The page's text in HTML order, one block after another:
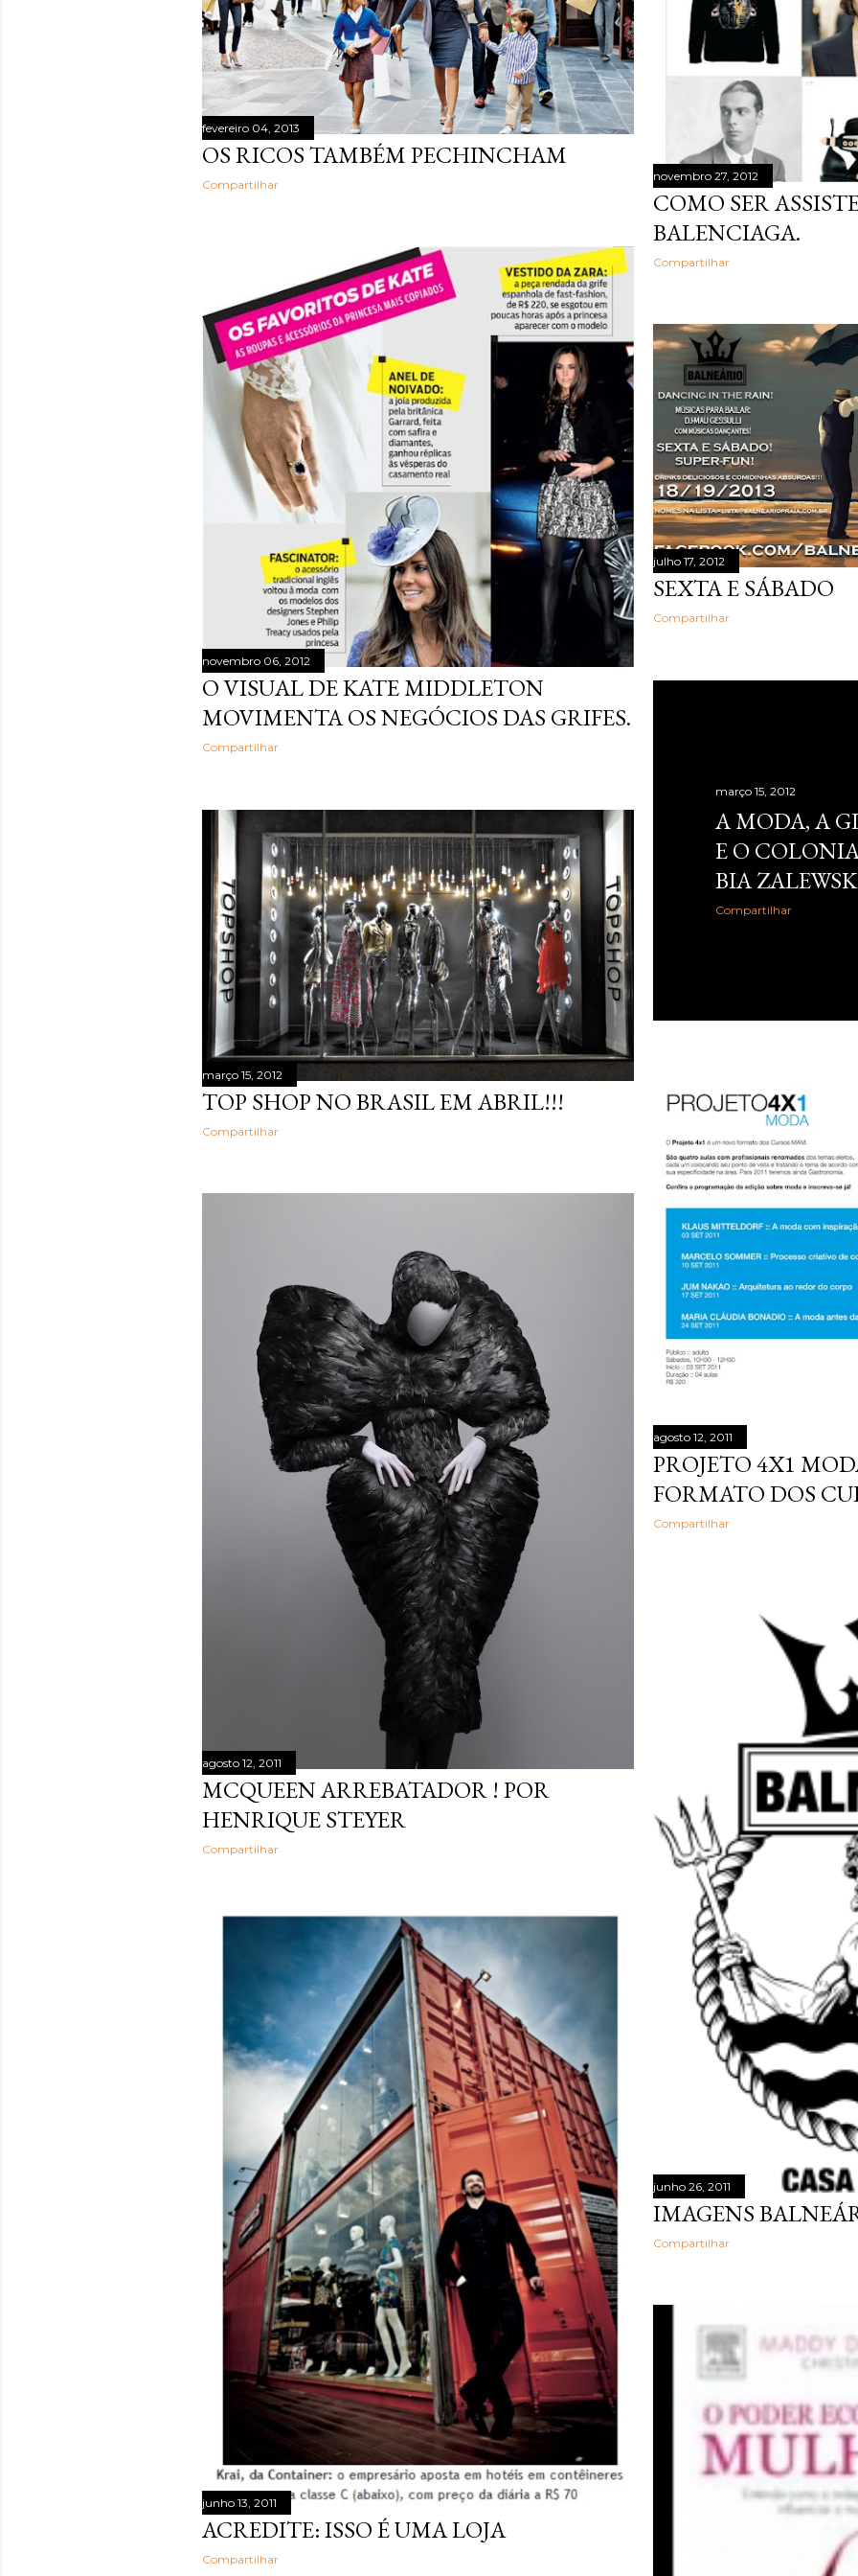
atribuíram sua
se...
fevereiro 04, 2013
OS RICOS TAMBÉM PECHINCHAM
Compartilhar
novembro 27, 2012
COMO SER
BALENCIAGA.
Compartilhar
novembro 06, 2012
O VISUAL DE KATE MIDDLETON
MOVIMENTA OS NEGÓCIOS DAS GRIFES.
Compartilhar
julho 17, 2012
SEXTA E SÁBADO
Compartilhar
março 15, 2012
A MODA, A
E O
BIA
Compartilhar
março 15, 2012
TOP SHOP NO BRASIL EM ABRIL!!!
Compartilhar
agosto 12, 2011
PROJETO 4X1
FORMATO DOS
Compartilhar
agosto 12, 2011
MCQUEEN ARREBATADOR ! POR
HENRIQUE STEYER
Compartilhar
junho 26, 2011
IMAGENS
Compartilhar
junho 13, 2011
ACREDITE: ISSO É UMA LOJA
Compartilhar